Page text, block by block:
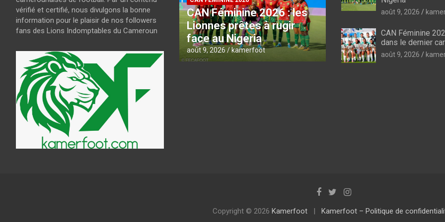
vérifié et certifié, nous divulgons la bonne
information pour le plaisir de nos followers
fans des Lions Indomptables du Cameroun
CAN Féminine 2026 : les
Lionnes prêtes à rugir
face au Nigeria
août 9, 2026 kamerfoot
CAN Féminine 2026 :
l’Algérie dans le dernier
carré
août 9, 2026 kamerfoot
Colombe et Panthère
fixés sur leurs
adversaires
août 9, 2026 kamerfoot
août 9, 2026
CAN Féminine
dans le dernier
août 9, 2026
Copyright © 2026 Kamerfoot Kamerfoot – Politique de